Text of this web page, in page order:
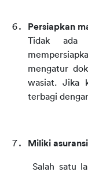
Persiapkan
Tidak ada
mengatur
wasiat. Jika
terbagi
Miliki asuransi
Salah satu